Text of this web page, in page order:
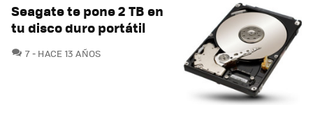
Seagate te pone 2 TB en
tu disco duro portátil
7COMENTARIOS
HACE 13 AÑOS